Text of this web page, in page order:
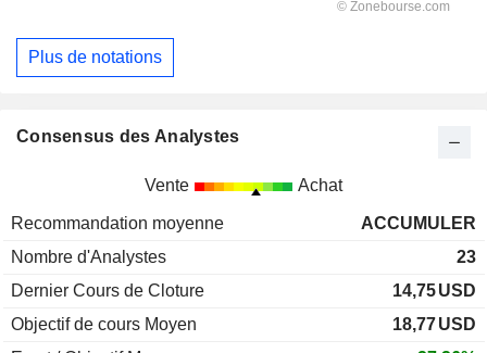
Plus de notations
Consensus des Analystes
Vente Achat
Recommandation moyenne
ACCUMULER
Nombre d'Analystes
23
Dernier Cours de Cloture
14,75USD
Objectif de cours Moyen
18,77USD